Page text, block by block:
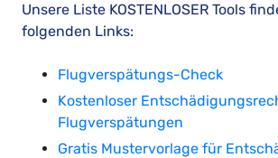
Unsere Liste KOSTENLOSER Tools
folgenden Links:
Flugverspätungs-Check
Kostenloser
Flugverspätungen
Gratis Mustervorlage für